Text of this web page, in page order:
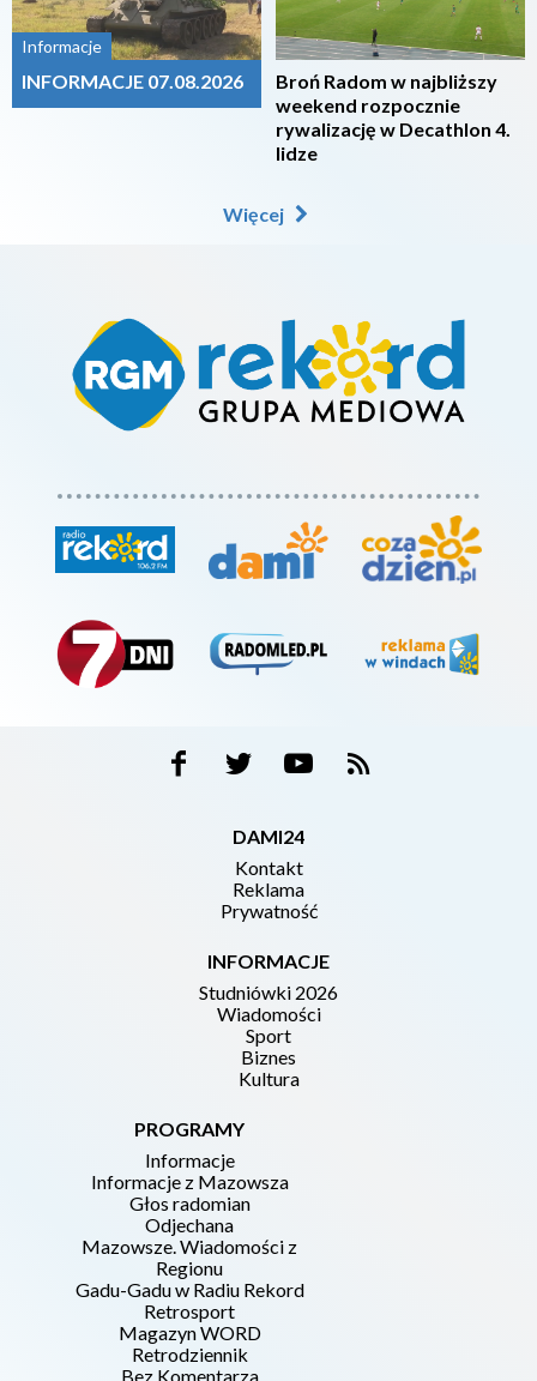
Informacje
INFORMACJE 07.08.2026
Broń Radom w najbliższy
weekend rozpocznie
rywalizację w Decathlon 4.
lidze
Więcej
DAMI24
Kontakt
Reklama
Prywatność
INFORMACJE
Studniówki 2026
Wiadomości
Sport
Biznes
Kultura
PROGRAMY
Informacje
Informacje z Mazowsza
Głos radomian
Odjechana
Mazowsze. Wiadomości z
Regionu
Gadu-Gadu w Radiu Rekord
Retrosport
Magazyn WORD
Retrodziennik
Bez Komentarza